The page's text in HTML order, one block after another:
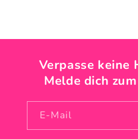
Verpasse keine
Melde dich
E-Mail